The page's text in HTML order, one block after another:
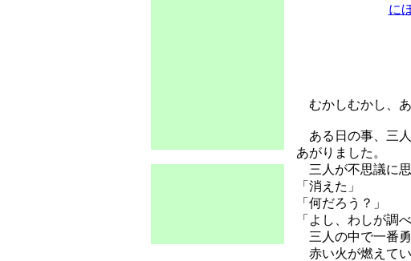
に
むかしむかし、あ
ある日の事、三
あがりました。
三人が不思議に思
「消えた」
「何だろう？」
「よし、わしが調
三人の中で一番勇
赤い火が燃えて